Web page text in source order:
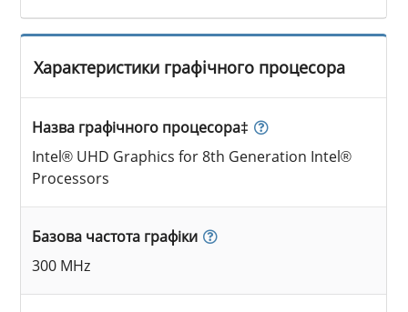
Характеристики графічного процесора
Назва графічного процесора‡
Intel® UHD Graphics for 8th Generation Intel®
Processors
Базова частота графіки
300 MHz